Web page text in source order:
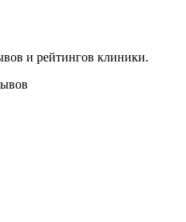
и рейтингов клиники.